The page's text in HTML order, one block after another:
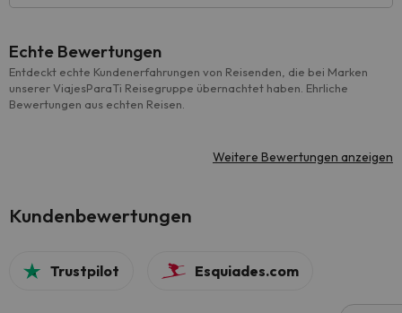
Echte Bewertungen
Entdeckt echte Kundenerfahrungen von Reisenden, die bei Marken
unserer ViajesParaTi Reisegruppe übernachtet haben. Ehrliche
Bewertungen aus echten Reisen.
Weitere Bewertungen anzeigen
Kundenbewertungen
Trustpilot Esquiades.com